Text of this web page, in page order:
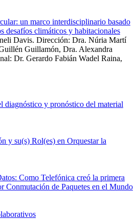
un marco interdisciplinario basado
desafíos climáticos y habitacionales
Davis. Dirección: Dra. Núria Martí
Guillamón, Dra. Alexandra
Dr. Gerardo Fabián Wadel Raina,
diagnóstico y pronóstico del material
y su(s) Rol(es) en Orquestar la
Como Telefónica creó la primera
Conmutación de Paquetes en el Mundo